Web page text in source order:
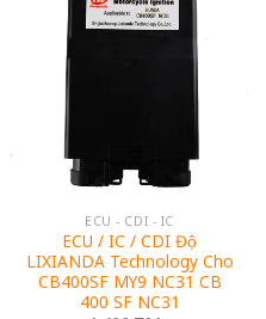
ECU - CDI - IC
ECU / IC / CDI Độ
LIXIANDA Technology Cho
CB400SF MY9 NC31 CB
400 SF NC31